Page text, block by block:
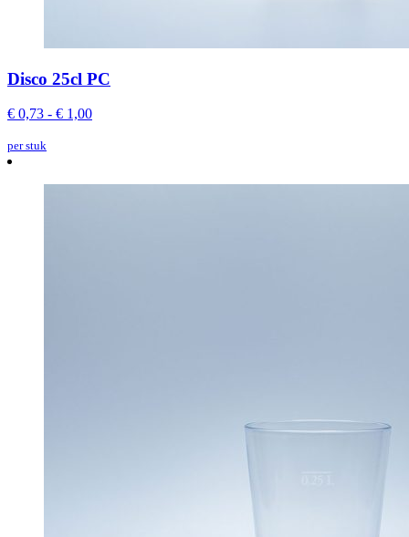
Disco 25cl PC
€ 0,73 - € 1,00
per stuk